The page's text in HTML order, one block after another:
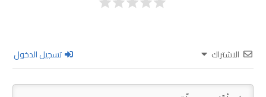
الاشتراك تسجيل الدخول